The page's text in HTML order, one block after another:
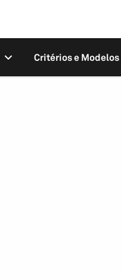
Critérios e Modelos